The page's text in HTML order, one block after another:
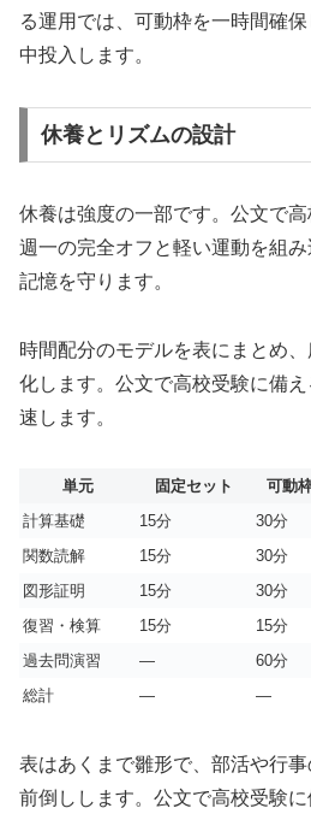
る運用では、可動枠を一時間確
中投入します。
休養とリズムの設計
休養は強度の一部です。公文で高
週一の完全オフと軽い運動を組
記憶を守ります。
時間配分のモデルを表にまとめ
化します。公文で高校受験に備
速します。
単元 固定セット 可動
計算基礎
15分 30分
関数読解
15分 30分
図形証明
15分 30分
復習・検算
15分 15分
過去問演習
— 60分
総計
— —
表はあくまで雛形で、部活や行
前倒しします。公文で高校受験